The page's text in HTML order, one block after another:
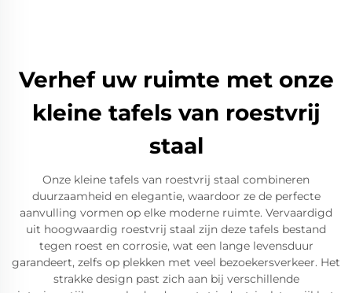
Verhef uw ruimte met onze
kleine tafels van roestvrij
staal
Onze kleine tafels van roestvrij staal combineren
duurzaamheid en elegantie, waardoor ze de perfecte
aanvulling vormen op elke moderne ruimte. Vervaardigd
uit hoogwaardig roestvrij staal zijn deze tafels bestand
tegen roest en corrosie, wat een lange levensduur
garandeert, zelfs op plekken met veel bezoekersverkeer. Het
strakke design past zich aan bij verschillende